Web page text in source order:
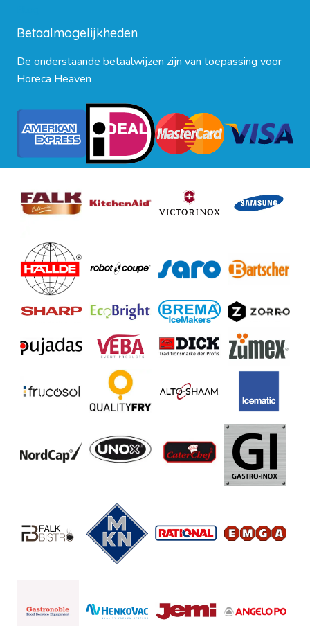
Betaalmogelijkheden
De onderstaande betaalwijzen zijn van toepassing voor
Horeca Heaven